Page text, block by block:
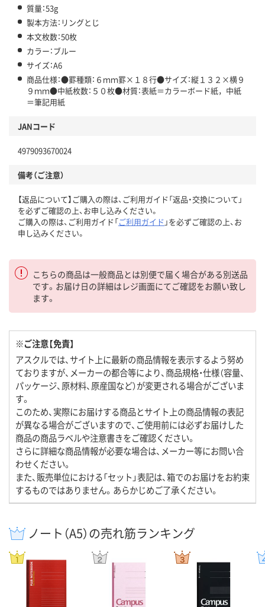
質量：53g
製本方法：リングとじ
本文枚数：50枚
カラー：ブルー
サイズ：A6
商品仕様：●罫種類：６ｍｍ罫×１８行●サイズ：縦１３２×横９
９ｍｍ●中紙枚数：５０枚●材質：表紙＝カラーボード紙，中紙
＝筆記用紙
JANコード
4979093670024
備考（ご注意）
【返品について】ご購入の際は、ご利用ガイド「返品・交換について」
を必ずご確認の上、お申し込みください。
ご購入の際は、ご利用ガイド「ご利用ガイド 」を必ずご確認の上、お
申し込みください。
こちらの商品は一般商品とは別便で届く場合がある別送品
です。お届け日の詳細はレジ画面にてご確認をお願い致し
ます。
※ご注意【免責】
アスクルでは、サイト上に最新の商品情報を表示するよう努め
ておりますが、メーカーの都合等により、商品規格・仕様（容量、
パッケージ、原材料、原産国など）が変更される場合がございま
す。
このため、実際にお届けする商品とサイト上の商品情報の表記
が異なる場合がございますので、ご使用前には必ずお届けした
商品の商品ラベルや注意書きをご確認ください。
さらに詳細な商品情報が必要な場合は、メーカー等にお問い合
わせください。
また、販売単位における「セット」表記は、箱でのお届けをお約束
するものではありません。あらかじめご了承ください。
ノート（A5）の売れ筋ランキング